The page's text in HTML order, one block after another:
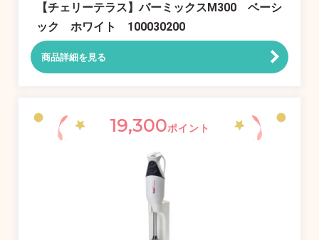
【チェリーテラス】バーミックスM300 ベーシ
ック ホワイト 100030200
商品詳細を見る
19,300ポイント